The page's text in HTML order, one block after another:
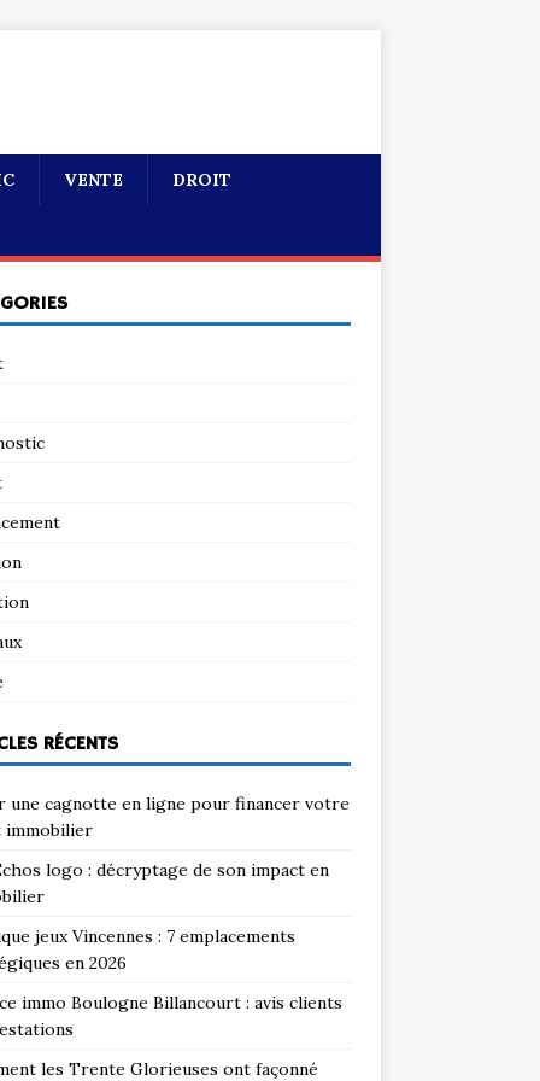
VENTE DROIT
RÉCENTS
une cagnotte en ligne pour financer votre
immobilier
logo : décryptage de son impact en
jeux Vincennes : 7 emplacements
en 2026
immo Boulogne Billancourt : avis clients
les Trente Glorieuses ont façonné